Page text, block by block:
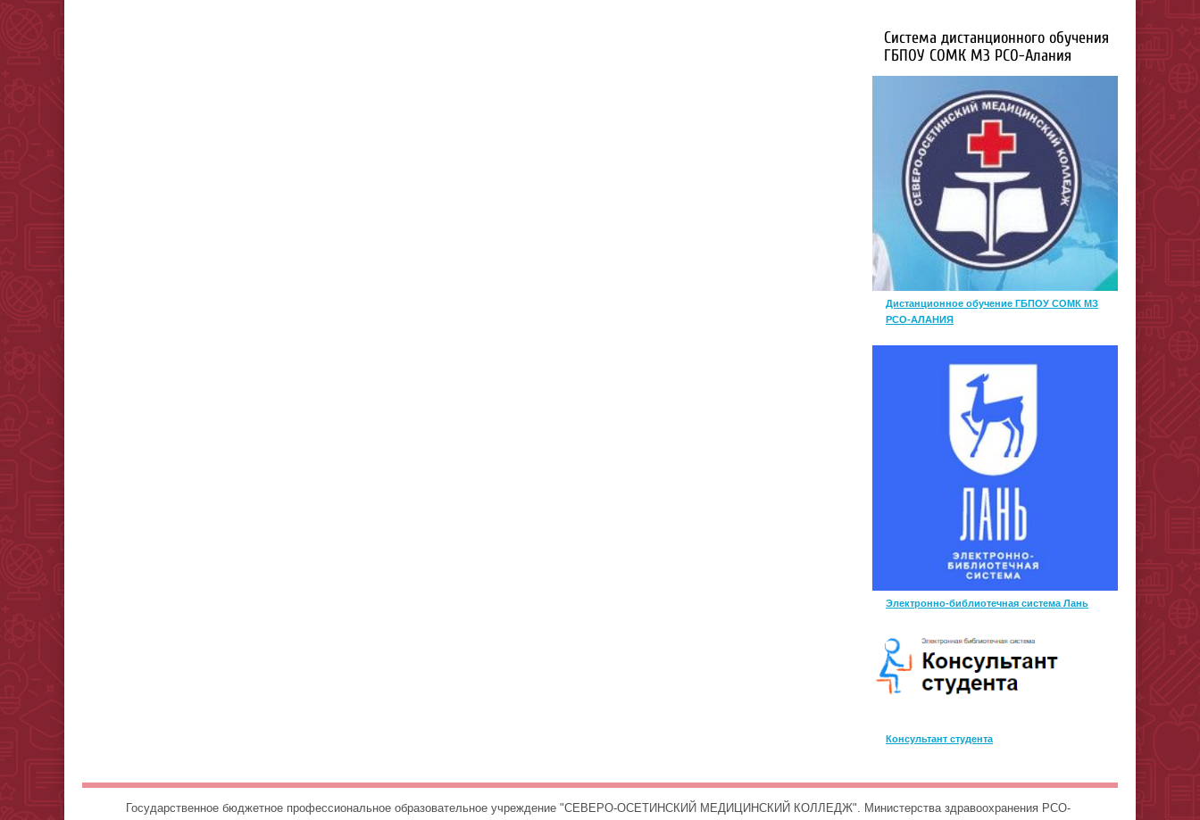
Система дистанционного обучения
ГБПОУ СОМК МЗ РСО-Алания
Дистанционное обучение ГБПОУ СОМК МЗ
РСО-АЛАНИЯ
Электронно-библиотечная система Лань
Консультант студента
Государственное бюджетное профессиональное образовательное учреждение "СЕВЕРО-ОСЕТИНСКИЙ МЕДИЦИНСКИЙ КОЛЛЕДЖ". Министерства здравоохранения РСО-